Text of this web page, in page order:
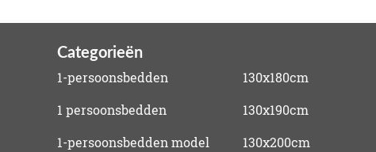
Categorieën
1-persoonsbedden
1 persoonsbedden
1-persoonsbedden model
130x180cm
130x190cm
130x200cm